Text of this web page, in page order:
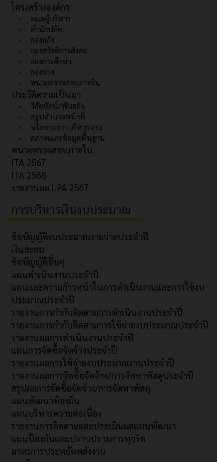
โครงสร้างองค์กร
คณะผู้บริหาร
สำนักปลัด
กองคลัง
กองสวัสดิการสังคม
กองการศึกษา
กองช่าง
หน่วยตรวจสอบภายใน
ประวัติความเป็นมา
วิสัยทัศน์/พันธกิจ
สรุปอำนาจหน้าที่
นโยบายการบริหารงาน
สภาพและข้อมูลพื้นฐาน
หน่วยตรวจสอบภายใน
ITA 2567
ITA 2568
รายงานผล LPA 2567
การบริหารเงินงบประมาณ
ข้อบัญญัติงบประมาณรายจ่ายประจำปี
เงินสะสม
ข้อบัญญัติอื่นๆ
แผนดำเนินงานประจำปี
แผนและความก้าวหน้าในการดำเนินงานและการใช้งบ
ประมาณประจำปี
รายงานการกำกับติดตามการดำเนินงานประจำปี
รายงานการกำกับติดตามการใช้จ่ายงบประมาณประจำปี
รายงานผลการดำเนินงานประจำปี
แผนการจัดซื้อจัดจ้างประจำปี
รายงานผลการใช้จ่ายงบประมาณงานประจำปี
รายงานผลการจัดซื้อจัดจ้าง/การจัดหาพัสดุประจำปี
สรุปผลการจัดซื้อจัดจ้าง/การจัดหาพัสดุ
แผนพัฒนาท้องถิ่น
แผนบริหารความต่อเนื่อง
รายงานการติดตามและประเมินผลแผนพัฒนา
แผนป้องกันและปราบปรามการทุจริต
มาตรการประหยัดพลังงาน